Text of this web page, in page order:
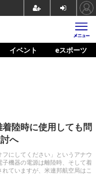
イベント eスポーツ
陸時に使用しても問
へ
にしてください」というアナウ
機器の電源は離陸時、そして着
ていますが、米連邦航空局はこ